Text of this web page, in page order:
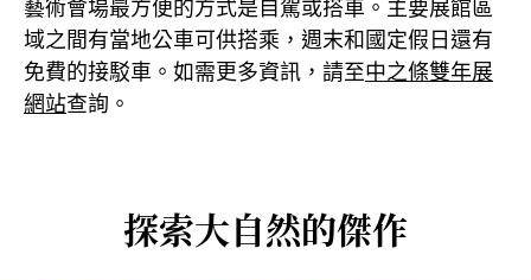
域之間有當地公車可供搭乘，週末和國定假日還有
免費的接駁車。如需更多資訊，請至中之條雙年展
網站查詢。
探索大自然的傑作